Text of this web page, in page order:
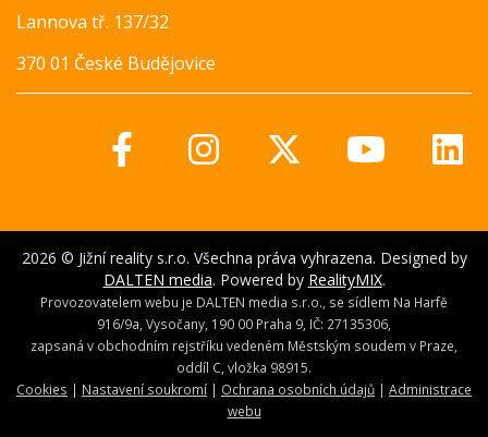
Lannova tř. 137/32
370 01 České Budějovice
2026 © Jižní reality s.r.o. Všechna práva vyhrazena. Designed by
DALTEN media. Powered by RealityMIX.
Provozovatelem webu je DALTEN media s.r.o., se sídlem Na Harfě
916/9a, Vysočany, 190 00 Praha 9, IČ: 27135306,
zapsaná v obchodním rejstříku vedeném Městským soudem v Praze,
oddíl C, vložka 98915.
Cookies | Nastavení soukromí | Ochrana osobních údajů | Administrace
webu